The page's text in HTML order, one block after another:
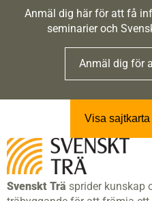
Anmäl dig här för att få
seminarier och
Anmäl dig för
Visa sajtkarta
Svenskt Trä sprider kunskap